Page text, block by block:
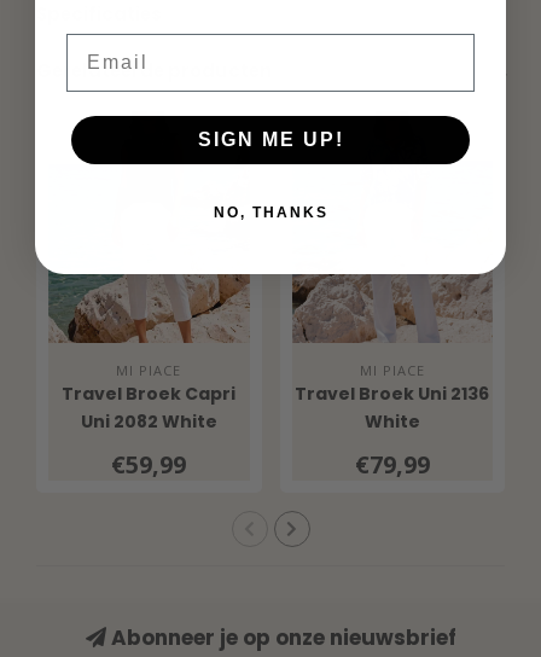
Gerelateerde producten
MI PIACE
Travel Broek Capri
Uni 2082 White
€59,99
MI PIACE
Travel Broek Uni 2136
White
€79,99
Abonneer je op onze nieuwsbrief
SIGN ME UP!
NO, THANKS